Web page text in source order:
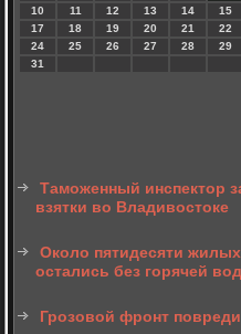
10
11 12 13 14 15
17
18 19 20 21 22
24
25 26 27 28 29
31
Таможенный инспектор
взятки во Владивостоке
Около пятидесяти
остались без горячей
Грозовой фронт